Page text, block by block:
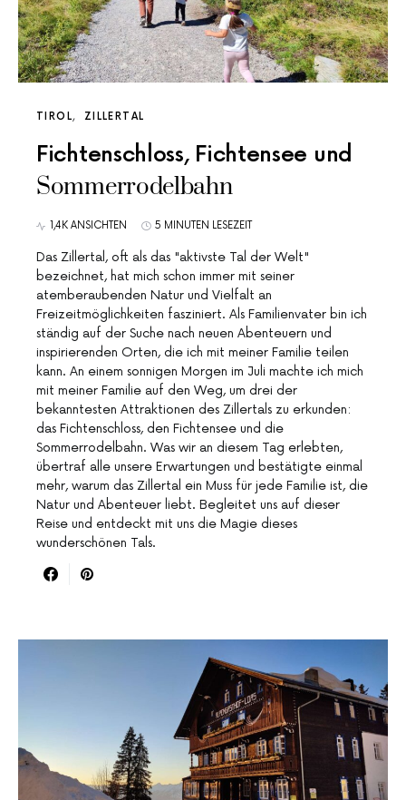
TIROL ZILLERTAL
Fichtenschloss, Fichtensee und
Sommerrodelbahn
1,4K ANSICHTEN 5 MINUTEN LESEZEIT
Das Zillertal, oft als das "aktivste Tal der Welt"
bezeichnet, hat mich schon immer mit seiner
atemberaubenden Natur und Vielfalt an
Freizeitmöglichkeiten fasziniert. Als Familienvater bin ich
ständig auf der Suche nach neuen Abenteuern und
inspirierenden Orten, die ich mit meiner Familie teilen
kann. An einem sonnigen Morgen im Juli machte ich mich
mit meiner Familie auf den Weg, um drei der
bekanntesten Attraktionen des Zillertals zu erkunden:
das Fichtenschloss, den Fichtensee und die
Sommerrodelbahn. Was wir an diesem Tag erlebten,
übertraf alle unsere Erwartungen und bestätigte einmal
mehr, warum das Zillertal ein Muss für jede Familie ist, die
Natur und Abenteuer liebt. Begleitet uns auf dieser
Reise und entdeckt mit uns die Magie dieses
wunderschönen Tals.